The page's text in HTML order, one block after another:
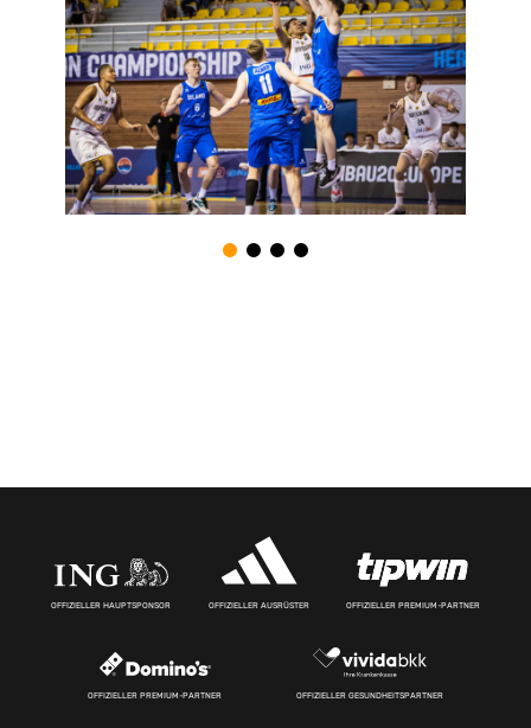
OFFIZIELLER HAUPTSPONSOR OFFIZIELLER AUSRÜSTER OFFIZIELLER PREMIUM-PARTNER
OFFIZIELLER PREMIUM-PARTNER OFFIZIELLER GESUNDHEITSPARTNER